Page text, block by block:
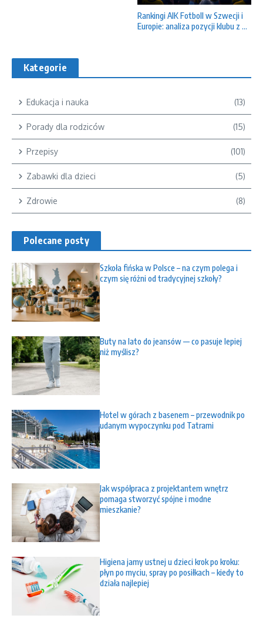
Rankingi AIK Fotboll w Szwecji i
Europie: analiza pozycji klubu z ...
Kategorie
Edukacja i nauka (13)
Porady dla rodziców (15)
Przepisy (101)
Zabawki dla dzieci (5)
Zdrowie (8)
Polecane posty
Szkoła fińska w Polsce – na czym polega i
czym się różni od tradycyjnej szkoły?
Buty na lato do jeansów — co pasuje lepiej
niż myślisz?
Hotel w górach z basenem – przewodnik po
udanym wypoczynku pod Tatrami
Jak współpraca z projektantem wnętrz
pomaga stworzyć spójne i modne
mieszkanie?
Higiena jamy ustnej u dzieci krok po kroku:
płyn po myciu, spray po posiłkach – kiedy to
działa najlepiej